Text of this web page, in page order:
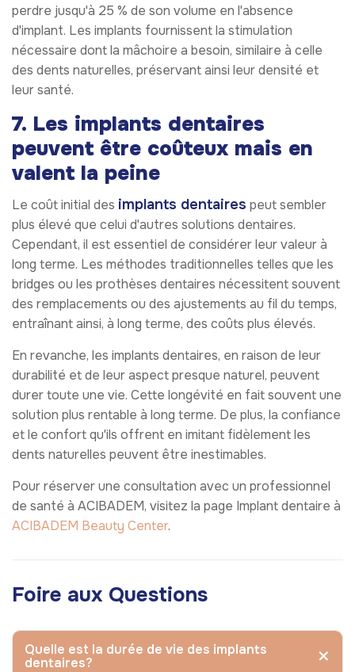
perdre jusqu'à 25 % de son volume en l'absence
d'implant. Les implants fournissent la stimulation
nécessaire dont la mâchoire a besoin, similaire à celle
des dents naturelles, préservant ainsi leur densité et
leur santé.
7. Les implants dentaires
peuvent être coûteux mais en
valent la peine
Le coût initial des implants dentaires peut sembler
plus élevé que celui d'autres solutions dentaires.
Cependant, il est essentiel de considérer leur valeur à
long terme. Les méthodes traditionnelles telles que les
bridges ou les prothèses dentaires nécessitent souvent
des remplacements ou des ajustements au fil du temps,
entraînant ainsi, à long terme, des coûts plus élevés.
En revanche, les implants dentaires, en raison de leur
durabilité et de leur aspect presque naturel, peuvent
durer toute une vie. Cette longévité en fait souvent une
solution plus rentable à long terme. De plus, la confiance
et le confort qu'ils offrent en imitant fidèlement les
dents naturelles peuvent être inestimables.
Pour réserver une consultation avec un professionnel
de santé à ACIBADEM, visitez la page Implant dentaire à
ACIBADEM Beauty Center.
Foire aux Questions
Quelle est la durée de vie des implants
dentaires?